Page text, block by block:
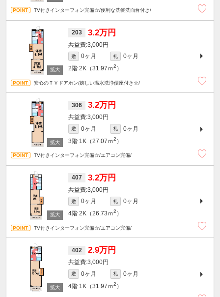
TV付きインターフォン完備☆/便利な洗髪洗面台付き/
203 3.2万円
3,000円
敷 0ヶ月 礼
0ヶ月
2階 2K（31.97ｍ2 ）
安心のＴＶドアホン/嬉しい温水洗浄便座付き☆/
306 3.2万円
3,000円
敷 0ヶ月 礼
0ヶ月
3階 1K（27.07ｍ2 ）
TV付きインターフォン完備☆/エアコン完備/
407 3.2万円
3,000円
敷 0ヶ月 礼
0ヶ月
4階 2K（26.73ｍ2 ）
TV付きインターフォン完備☆/エアコン完備/
402 2.9万円
3,000円
敷 0ヶ月 礼
0ヶ月
4階 1K（31.97ｍ2 ）